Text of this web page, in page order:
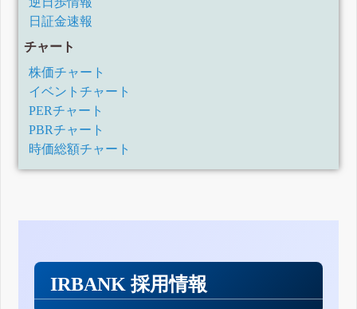
日証金速報
チャート
株価チャート
イベントチャート
PERチャート
PBRチャート
時価総額チャート
IRBANK 採用情報